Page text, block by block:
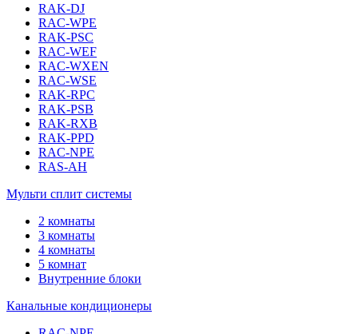
RAK-DJ
RAC-WPE
RAK-PSC
RAC-WEF
RAC-WXEN
RAC-WSE
RAK-RPC
RAK-PSB
RAK-RXB
RAK-PPD
RAC-NPE
RAS-AH
Мульти сплит системы
2 комнаты
3 комнаты
4 комнаты
5 комнат
Внутренние блоки
Канальные кондиционеры